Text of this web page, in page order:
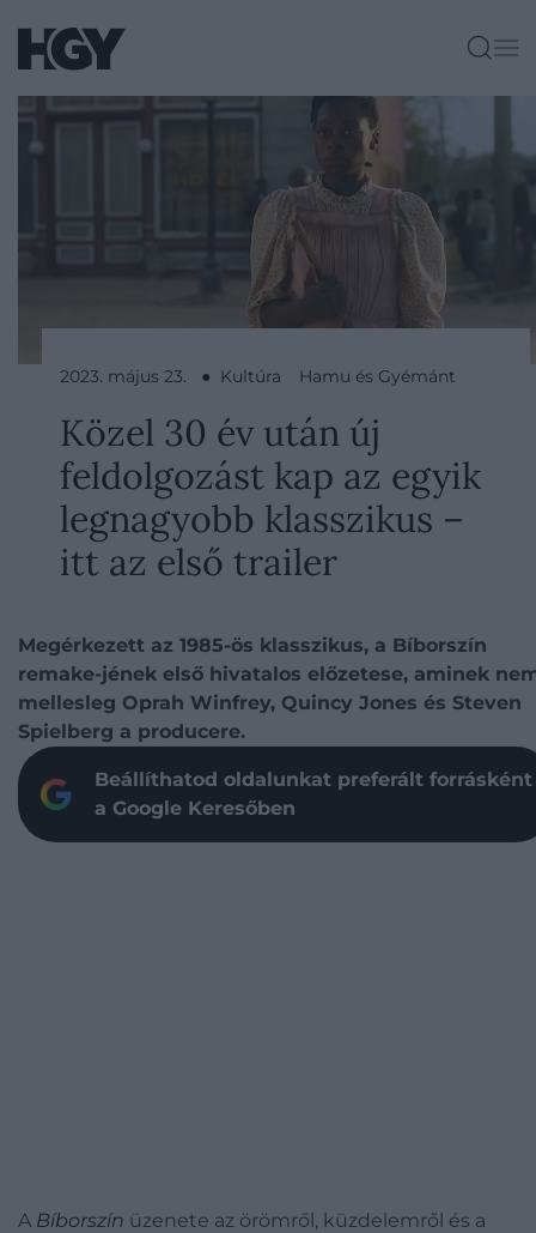
2023. május 23. ● Kultúra Hamu és Gyémánt
Közel 30 év után új
feldolgozást kap az egyik
legnagyobb klasszikus –
itt az első trailer
Megérkezett az 1985-ös klasszikus, a Bíborszín
remake-jének első hivatalos előzetese, aminek
mellesleg Oprah Winfrey, Quincy Jones és Steven
Spielberg a producere.
Beállíthatod oldalunkat preferált forrásként
a Google Keresőben
A Bíborszín üzenete az örömről, küzdelemről és a